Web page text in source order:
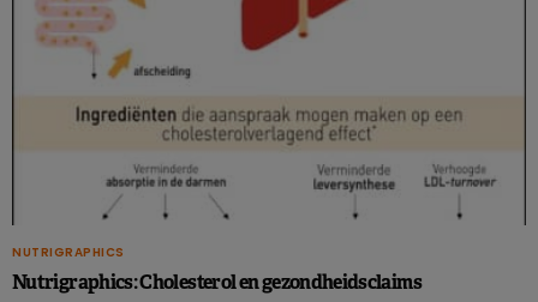
NUTRIGRAPHICS
Nutrigraphics: Cholesterol en gezondheidsclaims